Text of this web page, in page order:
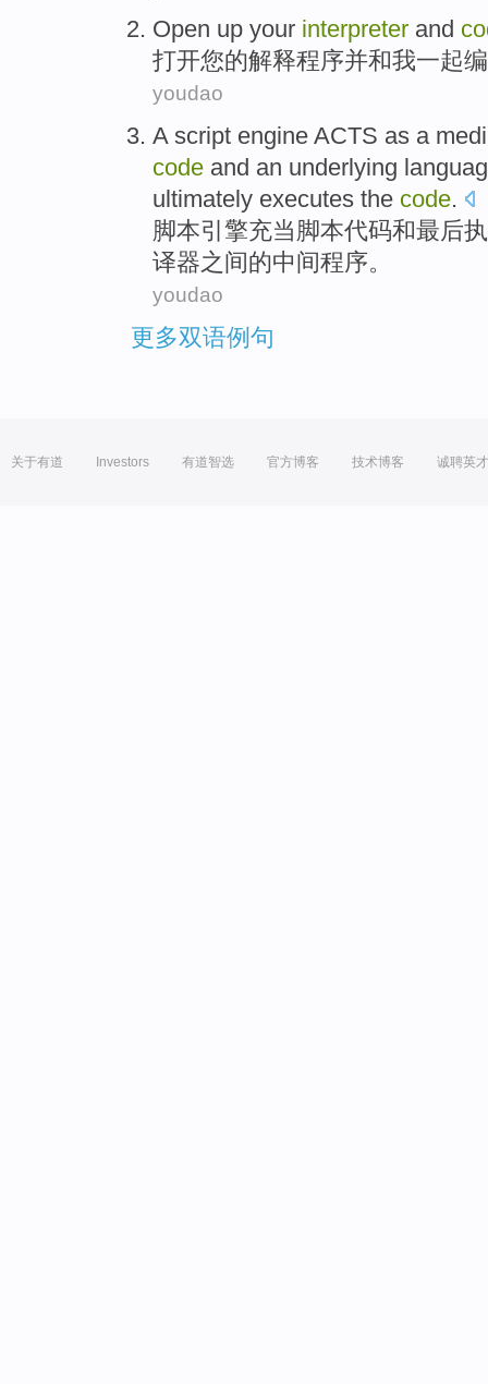
Open up your interpreter and
打开您的解释程序并和我一起
youdao
A script engine ACTS as a
code and an underlying
ultimately executes the code.
脚本引擎充当脚本代码和最后
译器之间的中间程序。
youdao
更多双语例句
关于有道 Investors 有道智选 官方博客 技术博客 诚聘英才